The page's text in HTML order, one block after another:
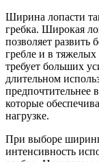
Ширина лопасти
гребка. Широкая
позволяет
гребле и в
требует больших
длительном
предпочтительнее
которые
нагрузке.
При выборе
интенсивность